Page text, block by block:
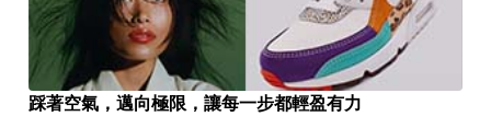
踩著空氣，邁向極限，讓每一步都輕盈有力